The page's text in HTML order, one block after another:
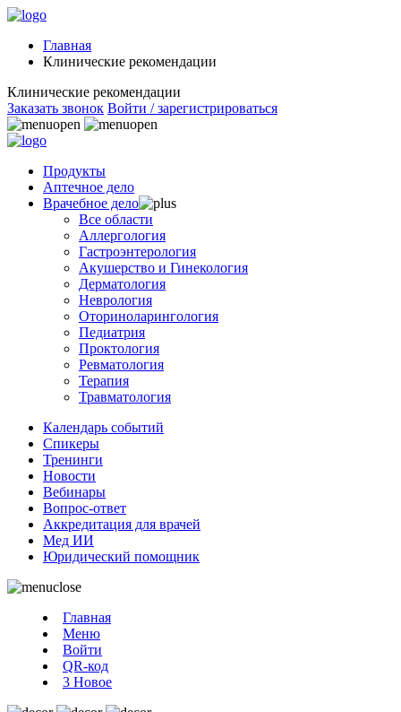
Главная
Клинические рекомендации
Клинические рекомендации
Заказать звонок Войти / зарегистрироваться
Продукты
Аптечное дело
Врачебное дело
Все области
Аллергология
Гастроэнтерология
Акушерство и Гинекология
Дерматология
Неврология
Оториноларингология
Педиатрия
Проктология
Ревматология
Терапия
Травматология
Календарь событий
Спикеры
Тренинги
Новости
Вебинары
Вопрос-ответ
Аккредитация для врачей
Мед ИИ
Юридический помощник
Главная
Меню
Войти
QR-код
3 Новое